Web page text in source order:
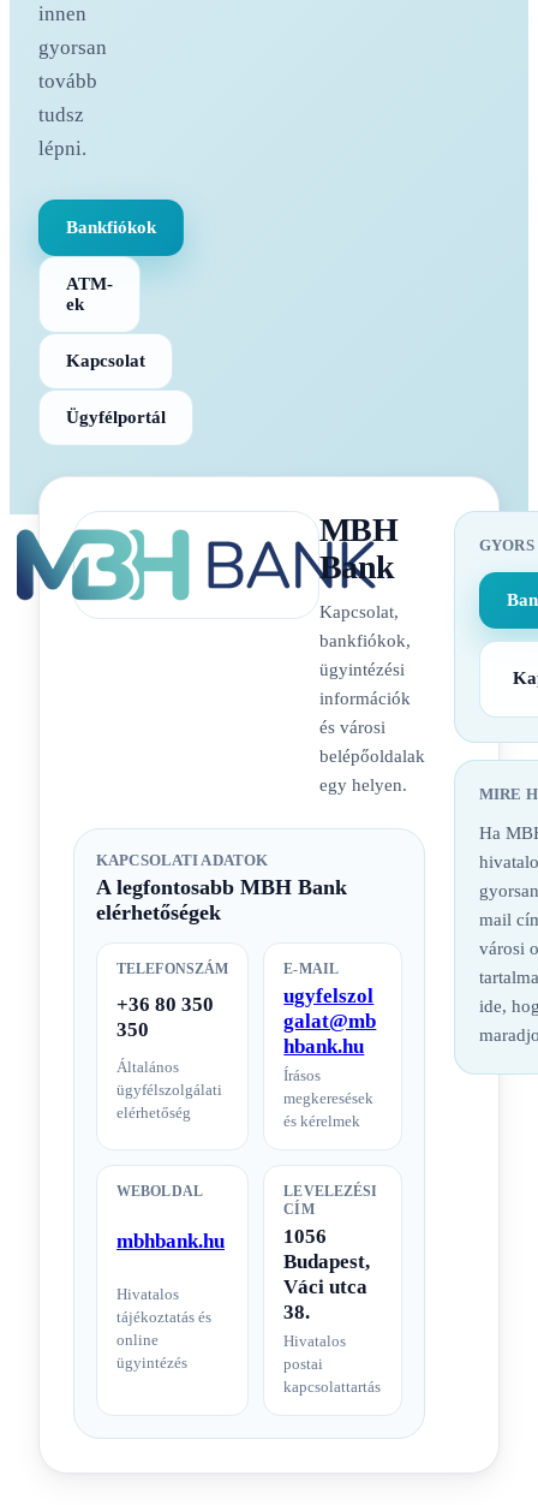
innen
gyorsan
tovább
tudsz
lépni.
Bankfiókok
ATM-
ek
Kapcsolat
Ügyfélportál
MBH
Bank
Kapcsolat,
bankfiókok,
ügyintézési
információk
és városi
belépőoldalak
egy helyen.
KAPCSOLATI ADATOK
A legfontosabb MBH Bank
elérhetőségek
TELEFONSZÁM
+36 80 350
350
Általános
ügyfélszolgálati
elérhetőség
E-MAIL
ugyfelszol
galat@mb
hbank.hu
Írásos
megkeresések
és kérelmek
WEBOLDAL
mbhbank.hu
Hivatalos
tájékoztatás és
online
ügyintézés
LEVELEZÉSI
CÍM
1056
Budapest,
Váci utca
38.
Hivatalos
postai
kapcsolattartás
MIRE
Ha
mail
városi
ide,